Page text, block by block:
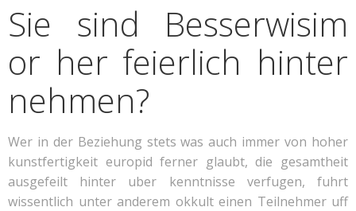
Sie sind Bes­ser­wis­im
or her feierlich hinter
neh­men?
Wer in der Beziehung stets was auch immer von hoher
kunstfertigkeit europid ferner glaubt, die gesamtheit
ausgefeilt hinter uber kenntnisse verfugen, fuhrt
wissentlich unter anderem okkult einen Teilnehmer uff